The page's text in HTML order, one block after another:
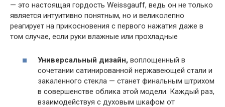
— это настоящая гордость Weissgauff, ведь он не только
является интуитивно понятным, но и великолепно
реагирует на прикосновения с первого нажатия даже в
том случае, если руки влажные или прохладные
Универсальный дизайн, воплощенный в
сочетании сатинированной нержавеющей стали и
закаленного стекла — станет финальным штрихом
в совершенстве облика этой модели. Каждый раз,
взаимодействуя с духовым шкафом от